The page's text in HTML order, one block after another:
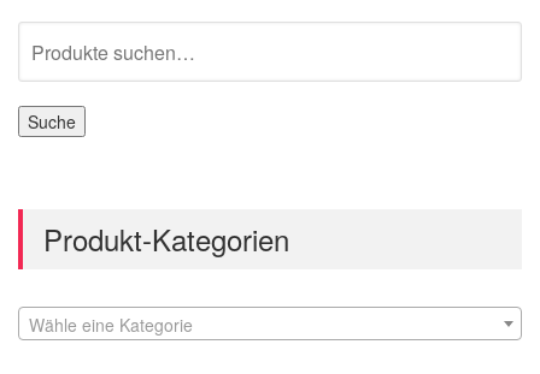
nach:
Suche
Produkt-Kategorien
Wähle eine Kategorie